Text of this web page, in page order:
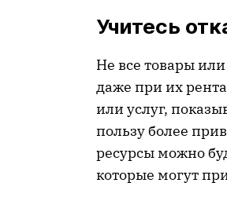
Учитесь
Не все товары
даже при их
или услуг,
пользу более
ресурсы можно
которые могут